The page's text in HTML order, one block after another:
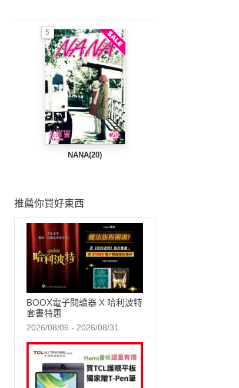
5
NANA(20)
推薦你買好東西
BOOX電子閱讀器 X 哈利波特
套書特惠
2026/08/06 - 2026/08/31